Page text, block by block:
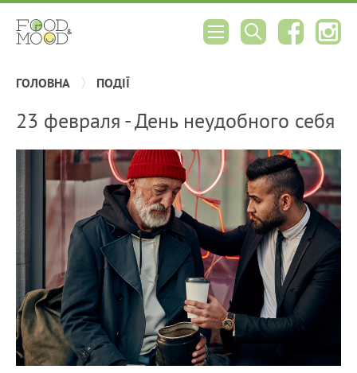
ГОЛОВНА ПОДІЇ
23 февраля - День неудобного себя